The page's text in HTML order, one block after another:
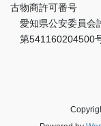
古物商許可番号
愛知県公安委員会
第541160204500